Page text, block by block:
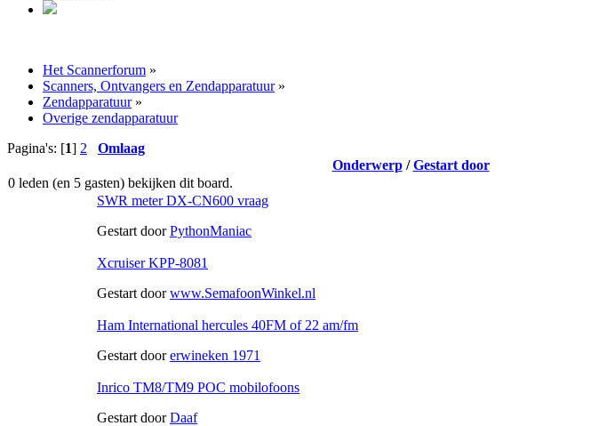
Het Scannerforum »
Scanners, Ontvangers en Zendapparatuur»
Zendapparatuur»
Overige zendapparatuur
Pagina's: [1] 2
Omlaag
Onderwerp/Gestart door
0 leden (en 5 gasten) bekijken dit board.
SWR meter DX-CN600 vraag
Gestart doorPythonManiac
Xcruiser KPP-8081
Gestart doorwww.SemafoonWinkel.nl
Ham International hercules 40FM of 22 am/fm
Gestart doorerwineken 1971
Inrico TM8/TM9 POC mobilofoons
Gestart doorDaaf